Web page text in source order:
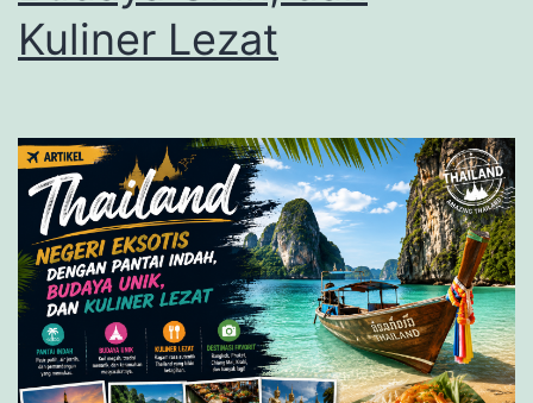
Kuliner Lezat